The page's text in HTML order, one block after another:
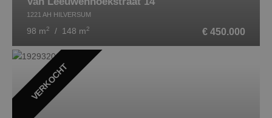
1221 AH HILVERSUM
98 m2 / 148 m2 € 450.000
VERKOCHT